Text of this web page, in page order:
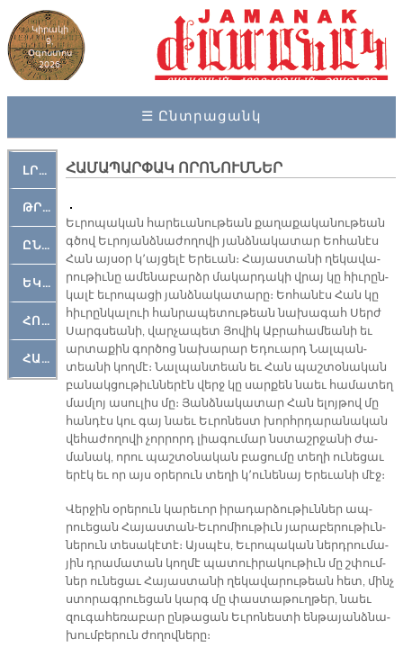
Կիրակի
9,
Օգոստոս
2026
☰ Ընտրացանկ
ԼՐԱՀՈՍ
ԹՐՔԱՀԱՅ ԿԵԱՆՔ
ԸՆԿԵՐԱՄՇԱԿՈՒԹԱՅԻՆ
ԵԿԵՂԵՑԱԿԱՆ
ՀՈԳԵՄՏԱՒՈՐ
ՀԱՐԹԱԿ
ՀԱՄԱՊԱՐՓԱԿ ՈՐՈՆՈՒՄՆԵՐ
Եւ­րո­պա­կան հա­րե­ւա­նու­թեան քա­ղա­քա­կա­նու­թեան
գծով Եւ­րո­յանձ­նա­ժո­ղո­վի յանձ­նա­կա­տար Եո­հա­նէս
Հան այ­սօր կ՚այ­ցե­լէ Ե­րե­ւան։ Հա­յաս­տա­նի ղե­կա­վա­
րու­թիւ­նը ա­մե­նա­բարձր մա­կար­դա­կի վրայ կը հիւ­րըն­
կա­լէ եւ­րո­պա­ցի յանձ­նա­կա­տա­րը։ Եո­հա­նէս Հան կը
հիւ­րըն­կա­լուի հան­րա­պե­տու­թեան նա­խա­գահ Սերժ
Սարգ­սեա­նի, վար­չա­պետ Յո­վիկ Աբ­րա­հա­մեա­նի եւ
ար­տա­քին գոր­ծոց նա­խա­րար Ե­դուարդ Նալ­պան­
տեա­նի կող­մէ։ Նալ­պան­տեան եւ Հան պաշ­տօ­նա­կան
բա­նակ­ցու­թիւն­նե­րէն վերջ կը սար­քեն նաեւ հա­մա­տեղ
մամ­լոյ ա­սու­լիս մը։ Յանձ­նա­կա­տար Հան ե­լոյ­թով մը
հան­դէս կու գայ նաեւ Եւ­րո­նեստ խորհր­դա­րա­նա­կան
վե­հա­ժո­ղո­վի չոր­րորդ լիա­գու­մար նստաշր­ջա­նի ժա­
մա­նակ, ո­րու պաշ­տօ­նա­կան բա­ցու­մը տե­ղի ու­նե­ցաւ
ե­րէկ եւ որ այս օ­րե­րուն տե­ղի կ՚ու­նե­նայ Ե­րե­ւա­նի մէջ։
Վեր­ջին օ­րե­րուն կա­րե­ւոր ի­րա­դար­ձու­թիւն­ներ ապ­
րուե­ցան Հա­յաս­տան-Եւ­րո­միու­թիւն յա­րա­բե­րու­թիւն­
նե­րուն տե­սա­կէ­տէ։ Այս­պէս, Եւ­րո­պա­կան ներդ­րու­մա­
յին դրա­մա­տան կող­մէ պա­տուի­րա­կու­թիւն մը շփում­
ներ ու­նե­ցաւ Հա­յաս­տա­նի ղե­կա­վա­րու­թեան հետ, մինչ
ստո­րագ­րուե­ցան կարգ մը փաս­տա­թուղ­թեր, նաեւ
զու­գա­հե­ռա­բար ըն­թա­ցան Եւ­րո­նես­տի են­թա­յանձ­նա­
խում­բե­րուն ժո­ղով­նե­րը։